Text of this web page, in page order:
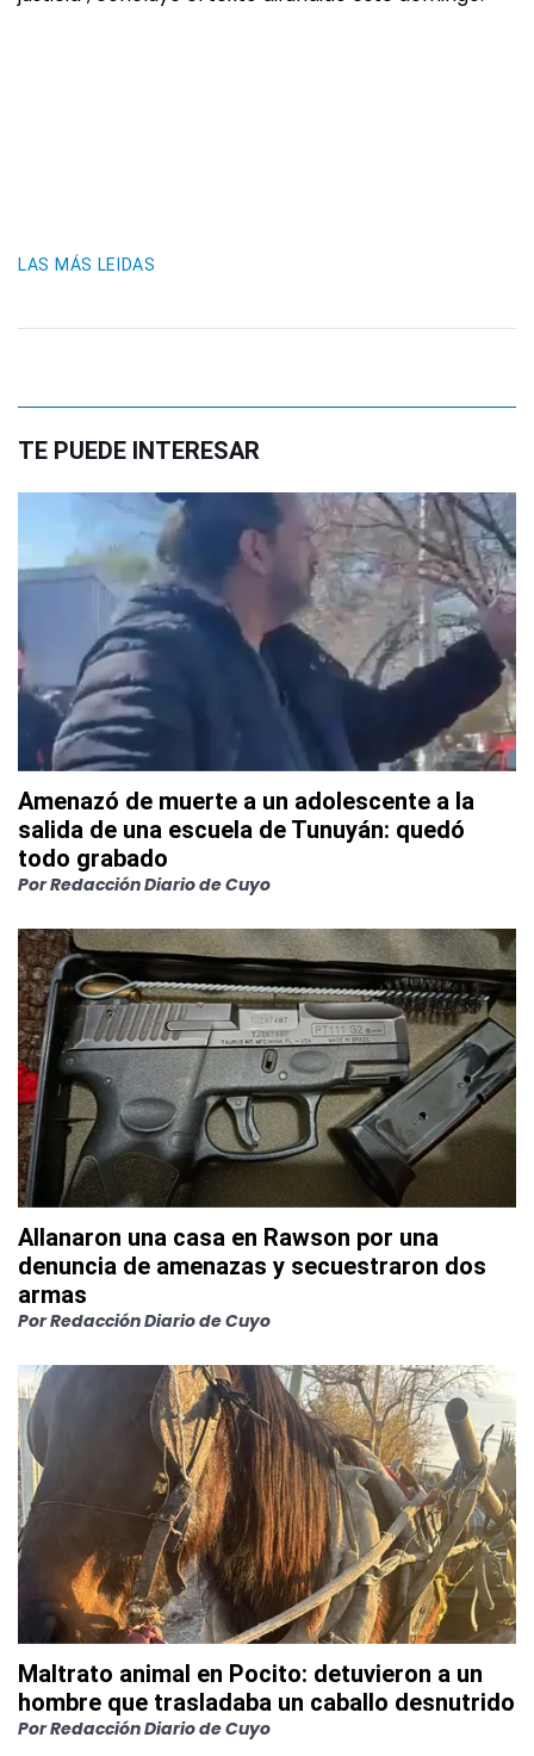
LAS MÁS LEIDAS
TE PUEDE INTERESAR
Amenazó de muerte a un adolescente a la
salida de una escuela de Tunuyán: quedó
todo grabado
PorRedacción Diario de Cuyo
Allanaron una casa en Rawson por una
denuncia de amenazas y secuestraron dos
armas
PorRedacción Diario de Cuyo
Maltrato animal en Pocito: detuvieron a un
hombre que trasladaba un caballo desnutrido
PorRedacción Diario de Cuyo